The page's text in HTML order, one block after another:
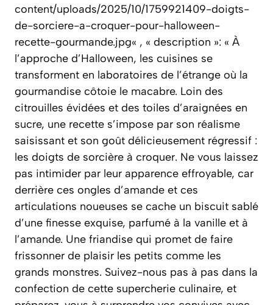
content/uploads/2025/10/1759921409-doigts-
de-sorciere-a-croquer-pour-halloween-
recette-gourmande.jpg« , « description »: « À
l’approche d’Halloween, les cuisines se
transforment en laboratoires de l’étrange où la
gourmandise côtoie le macabre. Loin des
citrouilles évidées et des toiles d’araignées en
sucre, une recette s’impose par son réalisme
saisissant et son goût délicieusement régressif :
les doigts de sorcière à croquer. Ne vous laissez
pas intimider par leur apparence effroyable, car
derrière ces ongles d’amande et ces
articulations noueuses se cache un biscuit sablé
d’une finesse exquise, parfumé à la vanille et à
l’amande. Une friandise qui promet de faire
frissonner de plaisir les petits comme les
grands monstres. Suivez-nous pas à pas dans la
confection de cette supercherie culinaire, et